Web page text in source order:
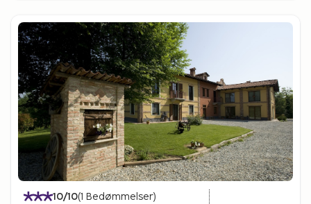
10/10(1 Bedømmelser)